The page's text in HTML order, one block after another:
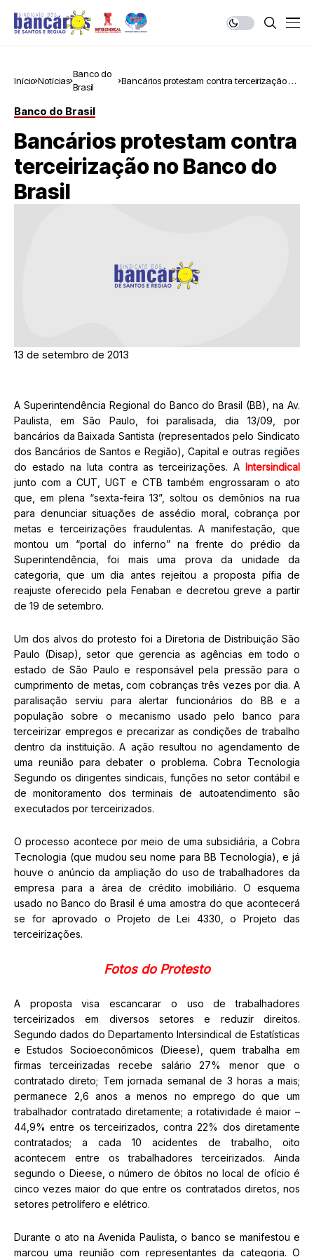
Início Notícias
Banco do
Brasil
Bancários protestam contra terceirização no
Banco do Brasil
Bancários protestam contra
terceirização no Banco do
Brasil
13 de setembro de 2013
A Superintendência Regional do Banco do Brasil (BB), na Av.
Paulista, em São Paulo, foi paralisada, dia 13/09, por
bancários da Baixada Santista (representados pelo Sindicato
dos Bancários de Santos e Região), Capital e outras regiões
do estado na luta contra as terceirizações. A Intersindical
junto com a CUT, UGT e CTB também engrossaram o ato
que, em plena “sexta-feira 13”, soltou os demônios na rua
para denunciar situações de assédio moral, cobrança por
metas e terceirizações fraudulentas. A manifestação, que
montou um “portal do inferno” na frente do prédio da
Superintendência, foi mais uma prova da unidade da
categoria, que um dia antes rejeitou a proposta pífia de
reajuste oferecido pela Fenaban e decretou greve a partir
de 19 de setembro.
Um dos alvos do protesto foi a Diretoria de Distribuição São
Paulo (Disap), setor que gerencia as agências em todo o
estado de São Paulo e responsável pela pressão para o
cumprimento de metas, com cobranças três vezes por dia. A
paralisação serviu para alertar funcionários do BB e a
população sobre o mecanismo usado pelo banco para
terceirizar empregos e precarizar as condições de trabalho
dentro da instituição. A ação resultou no agendamento de
uma reunião para debater o problema. Cobra Tecnologia
Segundo os dirigentes sindicais, funções no setor contábil e
de monitoramento dos terminais de autoatendimento são
executados por terceirizados.
O processo acontece por meio de uma subsidiária, a Cobra
Tecnologia (que mudou seu nome para BB Tecnologia), e já
houve o anúncio da ampliação do uso de trabalhadores da
empresa para a área de crédito imobiliário. O esquema
usado no Banco do Brasil é uma amostra do que acontecerá
se for aprovado o Projeto de Lei 4330, o Projeto das
terceirizações.
Fotos do Protesto
A proposta visa escancarar o uso de trabalhadores
terceirizados em diversos setores e reduzir direitos.
Segundo dados do Departamento Intersindical de Estatísticas
e Estudos Socioeconômicos (Dieese), quem trabalha em
firmas terceirizadas recebe salário 27% menor que o
contratado direto; Tem jornada semanal de 3 horas a mais;
permanece 2,6 anos a menos no emprego do que um
trabalhador contratado diretamente; a rotatividade é maior –
44,9% entre os terceirizados, contra 22% dos diretamente
contratados; a cada 10 acidentes de trabalho, oito
acontecem entre os trabalhadores terceirizados. Ainda
segundo o Dieese, o número de óbitos no local de ofício é
cinco vezes maior do que entre os contratados diretos, nos
setores petrolífero e elétrico.
Durante o ato na Avenida Paulista, o banco se manifestou e
marcou uma reunião com representantes da categoria. O